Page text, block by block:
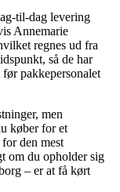
til-dag levering
Annemarie
regnes ud fra
så de har
pakkepersonalet
men
køber for et
den mest
om du opholder sig
– er at få kørt